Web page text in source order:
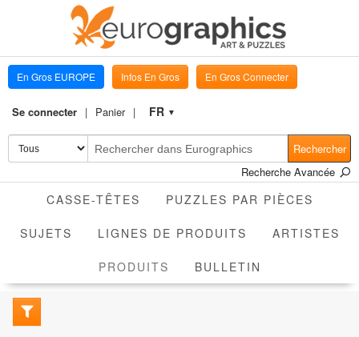
En Gros EUROPE Infos En Gros En Gros Connecter
Se connecter Panier FR ▼
Rechercher
Recherche Avancée
CASSE-TÊTES PUZZLES PAR PIÈCES
SUJETS LIGNES DE PRODUITS ARTISTES
PRODUITS ACTIVEBULLETIN